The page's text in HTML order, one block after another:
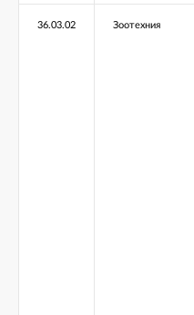
36.03.02 Зоотехния